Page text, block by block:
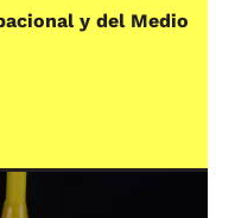
y del Medio